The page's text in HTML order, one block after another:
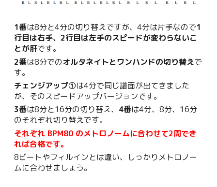
1番は8分と4分の切り替えですが、4分は片手なので1
行目は右手、2行目は左手のスピードが変わらないこ
とが肝です。
2番は8分でのオルタネイトとワンハンドの切り替えで
す。
チェンジアップ①は4分で同じ譜面が出てきました
が、そのスピードアップバージョンです。
3番は8分と16分の切り替え、 4番は4分、8分、16分
のそれぞれ切り替えです。
それぞれ BPM80 のメトロノームに合わせて2周でき
れば合格です。
8ビートやフィルインとは違い、しっかりメトロノー
ムに合わせましょう。